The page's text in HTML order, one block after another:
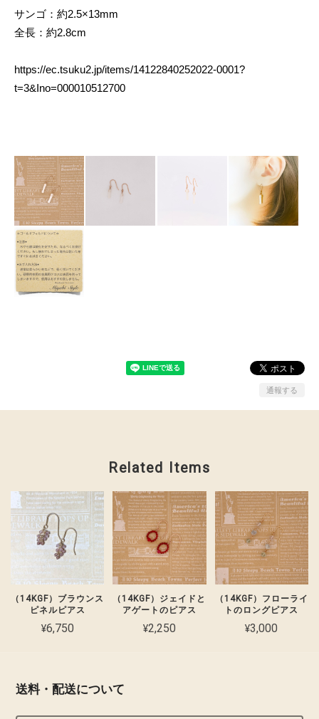
サンゴ：約2.5×13mm
全長：約2.8cm
https://ec.tsuku2.jp/items/14122840252022-0001?
t=3&Ino=000010512700
通報する
Related Items
（14KGF）ブラウンス
ピネルピアス
¥6,750
（14KGF）ジェイドと
アゲートのピアス
¥2,250
（14KGF）フローライ
トのロングピアス
¥3,000
送料・配送について